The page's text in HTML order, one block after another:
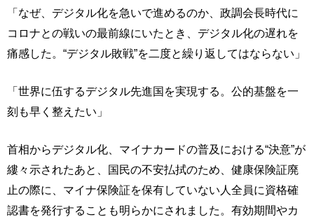
「なぜ、デジタル化を急いで進めるのか、政調会長時代に
コロナとの戦いの最前線にいたとき、デジタル化の遅れを
痛感した。“デジタル敗戦”を二度と繰り返してはならない」
「世界に伍するデジタル先進国を実現する。公的基盤を一
刻も早く整えたい」
首相からデジタル化、マイナカードの普及における“決意”が
縷々示されたあと、国民の不安払拭のため、健康保険証廃
止の際に、マイナ保険証を保有していない人全員に資格確
認書を発行することも明らかにされました。有効期間やカ